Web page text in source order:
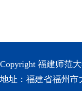
Copyright 福建师范
地址：福建省福州市